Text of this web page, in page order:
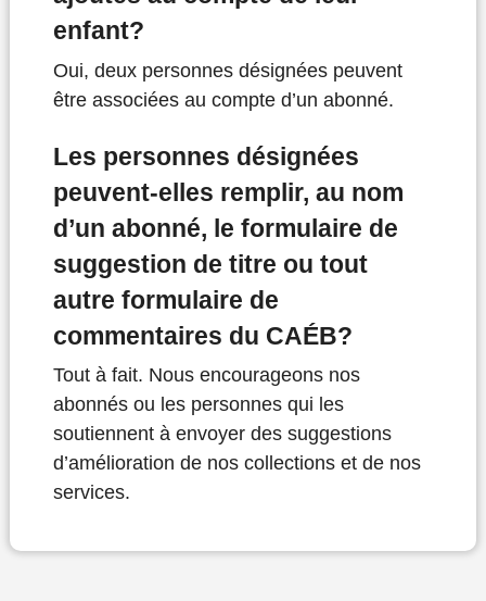
enfant?
Oui, deux personnes désignées peuvent
être associées au compte d’un abonné.
Les personnes désignées
peuvent-elles remplir, au nom
d’un abonné, le formulaire de
suggestion de titre ou tout
autre formulaire de
commentaires du CAÉB?
Tout à fait. Nous encourageons nos
abonnés ou les personnes qui les
soutiennent à envoyer des suggestions
d’amélioration de nos collections et de nos
services.